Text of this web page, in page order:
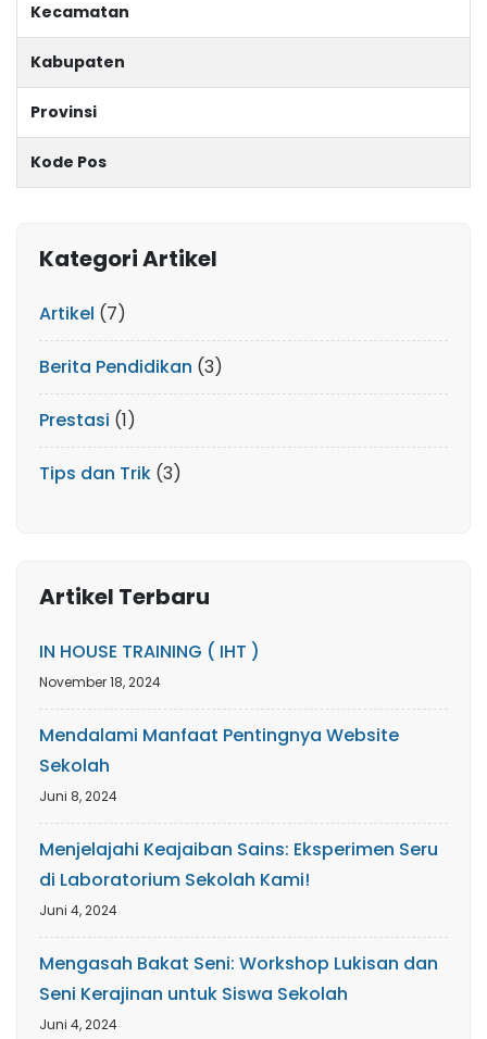
Kecamatan
Kabupaten
Provinsi
Kode Pos
Kategori Artikel
Artikel (7)
Berita Pendidikan (3)
Prestasi (1)
Tips dan Trik (3)
Artikel Terbaru
IN HOUSE TRAINING ( IHT )
November 18, 2024
Mendalami Manfaat Pentingnya Website
Sekolah
Juni 8, 2024
Menjelajahi Keajaiban Sains: Eksperimen Seru
di Laboratorium Sekolah Kami!
Juni 4, 2024
Mengasah Bakat Seni: Workshop Lukisan dan
Seni Kerajinan untuk Siswa Sekolah
Juni 4, 2024